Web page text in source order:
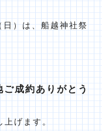
）は、船越神社祭
成約ありがとう
げます。